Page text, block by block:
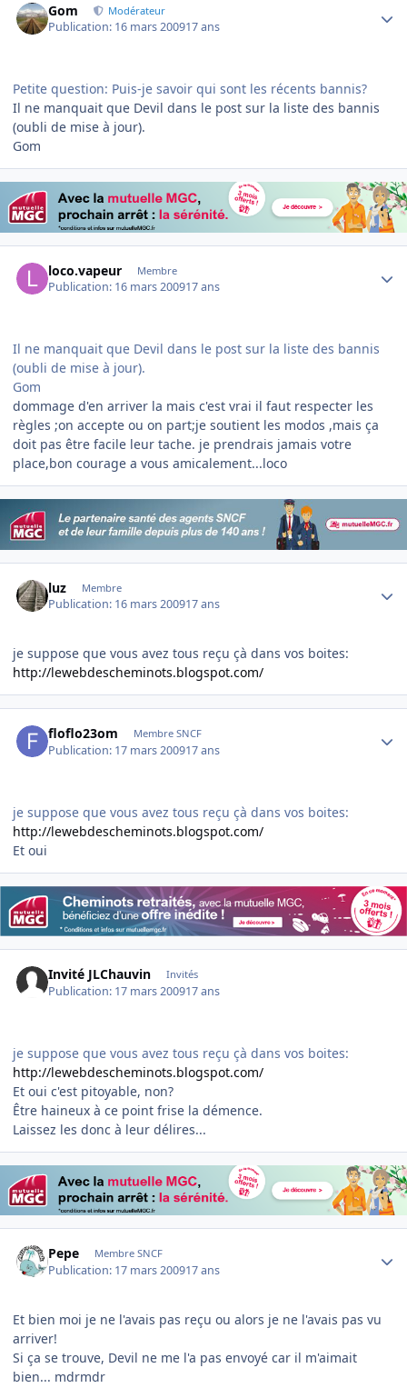
Gom Modérateur
Publication: 16 mars 200917 ans
Petite question: Puis-je savoir qui sont les récents bannis?
Il ne manquait que Devil dans le post sur la liste des bannis
(oubli de mise à jour).
Gom
loco.vapeur Membre
Publication: 16 mars 200917 ans
Il ne manquait que Devil dans le post sur la liste des bannis
(oubli de mise à jour).
Gom
dommage d'en arriver la mais c'est vrai il faut respecter les
règles ;on accepte ou on part;je soutient les modos ,mais ça
doit pas être facile leur tache. je prendrais jamais votre
place,bon courage a vous amicalement...loco
luz Membre
Publication: 16 mars 200917 ans
je suppose que vous avez tous reçu çà dans vos boites:
http://lewebdescheminots.blogspot.com/
floflo23om Membre SNCF
Publication: 17 mars 200917 ans
je suppose que vous avez tous reçu çà dans vos boites:
http://lewebdescheminots.blogspot.com/
Et oui
Invité JLChauvin Invités
Publication: 17 mars 200917 ans
je suppose que vous avez tous reçu çà dans vos boites:
http://lewebdescheminots.blogspot.com/
Et oui c'est pitoyable, non?
Être haineux à ce point frise la démence.
Laissez les donc à leur délires...
Pepe Membre SNCF
Publication: 17 mars 200917 ans
Et bien moi je ne l'avais pas reçu ou alors je ne l'avais pas vu
arriver!
Si ça se trouve, Devil ne me l'a pas envoyé car il m'aimait
bien... mdrmdr